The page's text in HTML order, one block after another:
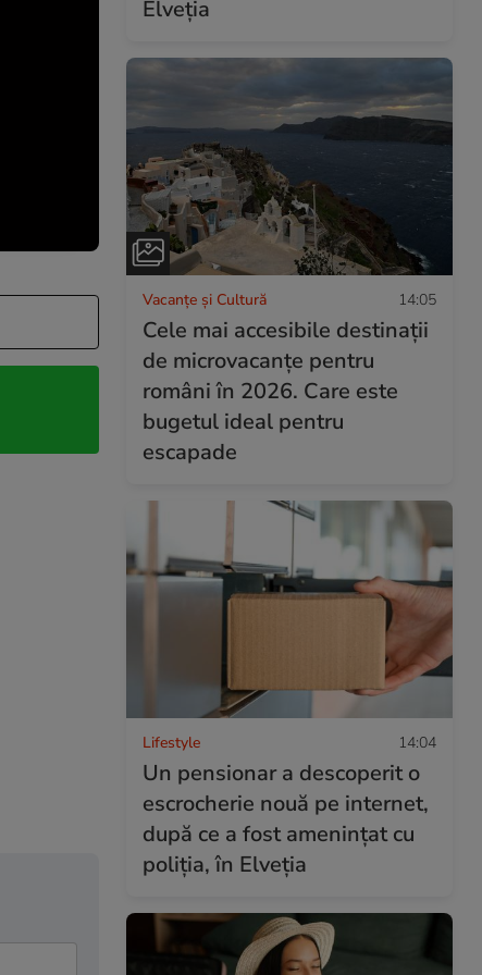
Elveția
Vacanțe și Cultură 14:05
Cele mai accesibile destinații
de microvacanțe pentru
români în 2026. Care este
bugetul ideal pentru
escapade
Lifestyle 14:04
Un pensionar a descoperit o
escrocherie nouă pe internet,
după ce a fost amenințat cu
poliția, în Elveția